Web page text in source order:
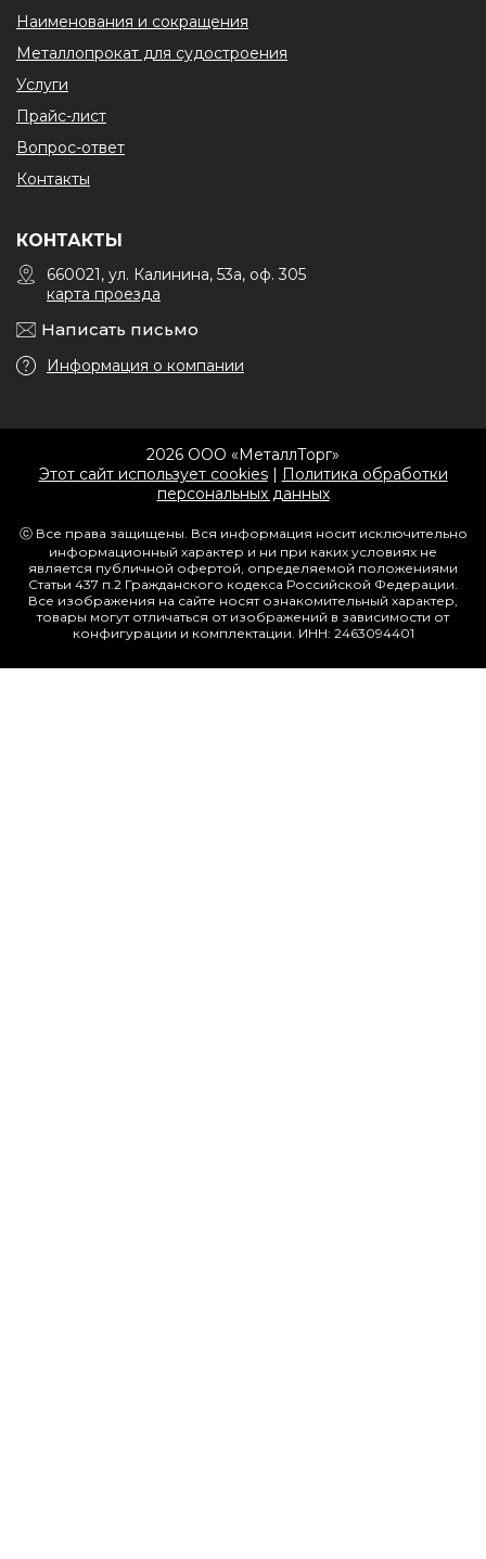
Наименования и сокращения
Металлопрокат для судостроения
Услуги
Прайс-лист
Вопрос-ответ
Контакты
КОНТАКТЫ
660021, ул. Калинина, 53а, оф. 305
карта проезда
Написать письмо
Информация о компании
2026 ООО «МеталлТорг»
Этот сайт использует cookies| Политика обработки
персональных данных
ⓒ Все права защищены. Вся информация носит исключительно
информационный характер и ни при каких условиях не
является публичной офертой, определяемой положениями
Статьи 437 п.2 Гражданского кодекса Российской Федерации.
Все изображения на сайте носят ознакомительный характер,
товары могут отличаться от изображений в зависимости от
конфигурации и комплектации. ИНН: 2463094401